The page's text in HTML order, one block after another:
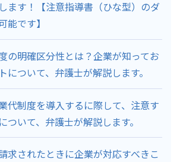
ます！【注意指導書（ひな型）のダ
能です】
の明確区分性とは？企業が知ってお
について、弁護士が解説します。
代制度を導入するに際して、注意す
ついて、弁護士が解説します。
求されたときに企業が対応すべきこ